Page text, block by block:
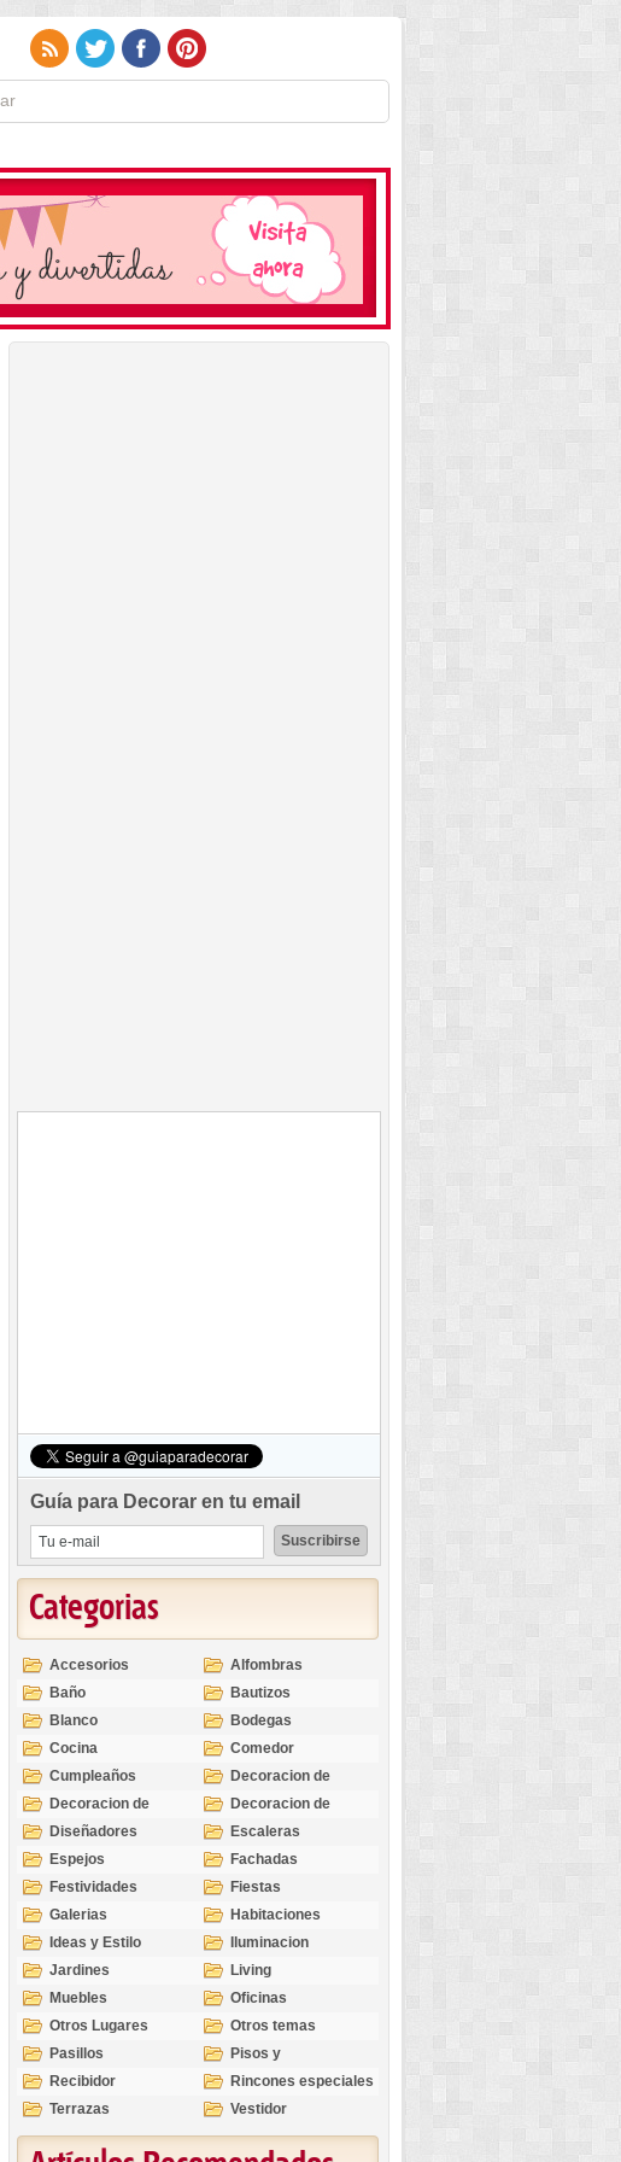
Guía para Decorar en tu email
Categorias
Accesorios
Alfombras
Baño
Bautizos
Blanco
Bodegas
Cocina
Comedor
Cumpleaños
Decoracion de
Exteriores
Decoracion de
Interiores
Decoracion de
Ocasiones
Diseñadores
Escaleras
Espejos
Fachadas
Festividades
Fiestas
Galerias
Habitaciones
Ideas y Estilo
Iluminacion
Jardines
Living
Muebles
Oficinas
Otros Lugares
Otros temas
Pasillos
Pisos y
revestimientos
Recibidor
Rincones especiales
Terrazas
Vestidor